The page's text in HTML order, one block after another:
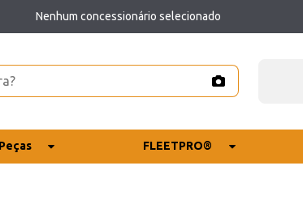
Nenhum concessionário selecionado
FLEETPRO®